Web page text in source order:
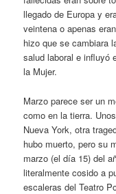
llegado de Europa y
veintena o apenas
hizo que se cambiara
salud laboral e influyó
la Mujer.
Marzo parece ser un
como en la tierra.
Nueva York, otra
hubo muerto, pero su
marzo (el día 15) del
literalmente cosido a
escaleras del Teatro